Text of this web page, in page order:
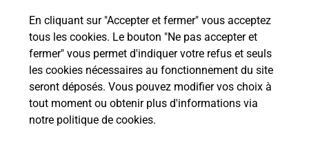
En cliquant sur "Accepter et fermer" vous acceptez
tous les cookies. Le bouton "Ne pas accepter et
fermer" vous permet d'indiquer votre refus et seuls
les cookies nécessaires au fonctionnement du site
seront déposés. Vous pouvez modifier vos choix à
tout moment ou obtenir plus d'informations via
notre politique de cookies.
Localiser Liste
Liste - téléassistance
Hautes-Pyrénées - téléassistance
Cauterets - téléassistance